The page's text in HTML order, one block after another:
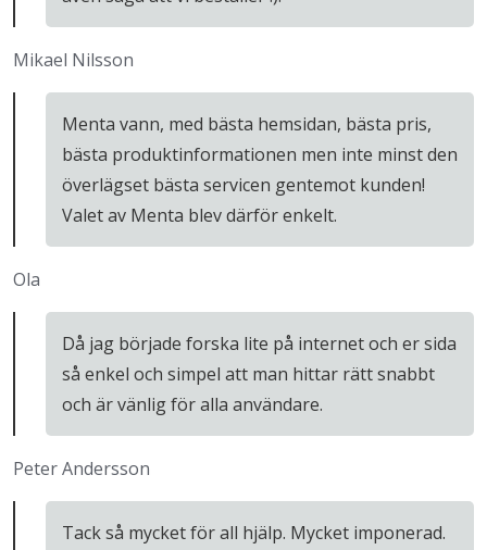
Mikael Nilsson
Menta vann, med bästa hemsidan, bästa pris,
bästa produktinformationen men inte minst den
överlägset bästa servicen gentemot kunden!
Valet av Menta blev därför enkelt.
Ola
Då jag började forska lite på internet och er sida
så enkel och simpel att man hittar rätt snabbt
och är vänlig för alla användare.
Peter Andersson
Tack så mycket för all hjälp. Mycket imponerad.